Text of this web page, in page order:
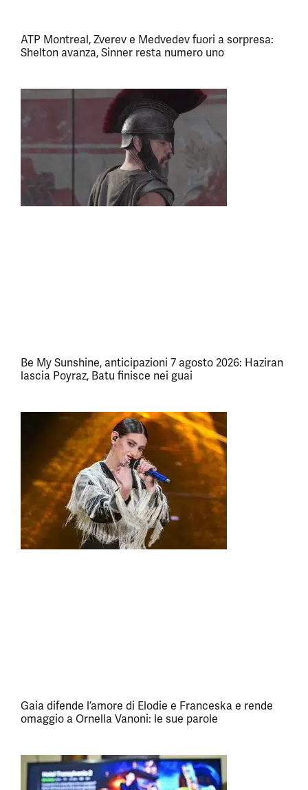
ATP Montreal, Zverev e Medvedev fuori a sorpresa:
Shelton avanza, Sinner resta numero uno
Be My Sunshine, anticipazioni 7 agosto 2026: Haziran
lascia Poyraz, Batu finisce nei guai
Gaia difende l’amore di Elodie e Franceska e rende
omaggio a Ornella Vanoni: le sue parole